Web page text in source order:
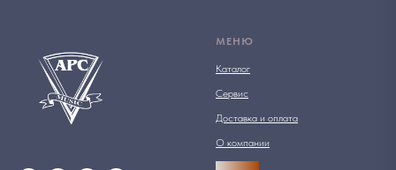
МЕНЮ
Каталог
Сервис
Доставка и оплата
О компании